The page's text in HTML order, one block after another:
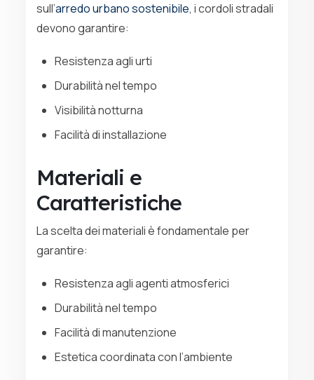
sull’arredo urbano sostenibile, i cordoli stradali
devono garantire:
Resistenza agli urti
Durabilità nel tempo
Visibilità notturna
Facilità di installazione
Materiali e
Caratteristiche
La scelta dei materiali è fondamentale per
garantire:
Resistenza agli agenti atmosferici
Durabilità nel tempo
Facilità di manutenzione
Estetica coordinata con l’ambiente